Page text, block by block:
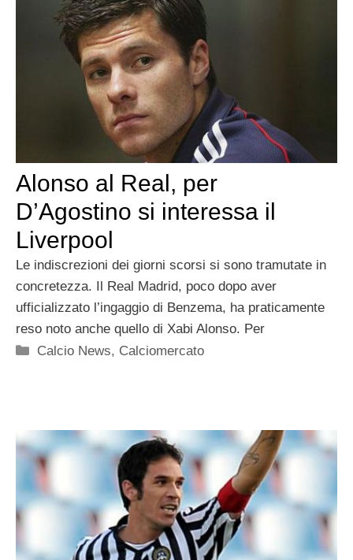
Alonso al Real, per
D’Agostino si interessa il
Liverpool
Le indiscrezioni dei giorni scorsi si sono tramutate in
concretezza. Il Real Madrid, poco dopo aver
ufficializzato l’ingaggio di Benzema, ha praticamente
reso noto anche quello di Xabi Alonso. Per
Categorie
Calcio News, Calciomercato